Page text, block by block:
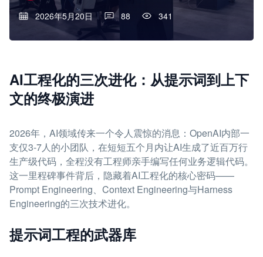
2026年5月20日 88 341
AI工程化的三次进化：从提示词到上下
文的终极演进
2026年，AI领域传来一个令人震惊的消息：OpenAI内部一
支仅3-7人的小团队，在短短五个月内让AI生成了近百万行
生产级代码，全程没有工程师亲手编写任何业务逻辑代码。
这一里程碑事件背后，隐藏着AI工程化的核心密码——
Prompt Engineering、Context Engineering与Harness
Engineering的三次技术进化。
提示词工程的武器库